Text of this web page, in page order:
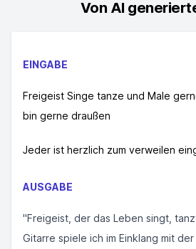
Von AI
EINGABE
Freigeist Singe tanze und Male
bin gerne draußen
Jeder ist herzlich zum verweilen
AUSGABE
"Freigeist, der das Leben singt,
Gitarre spiele ich im Einklang mit